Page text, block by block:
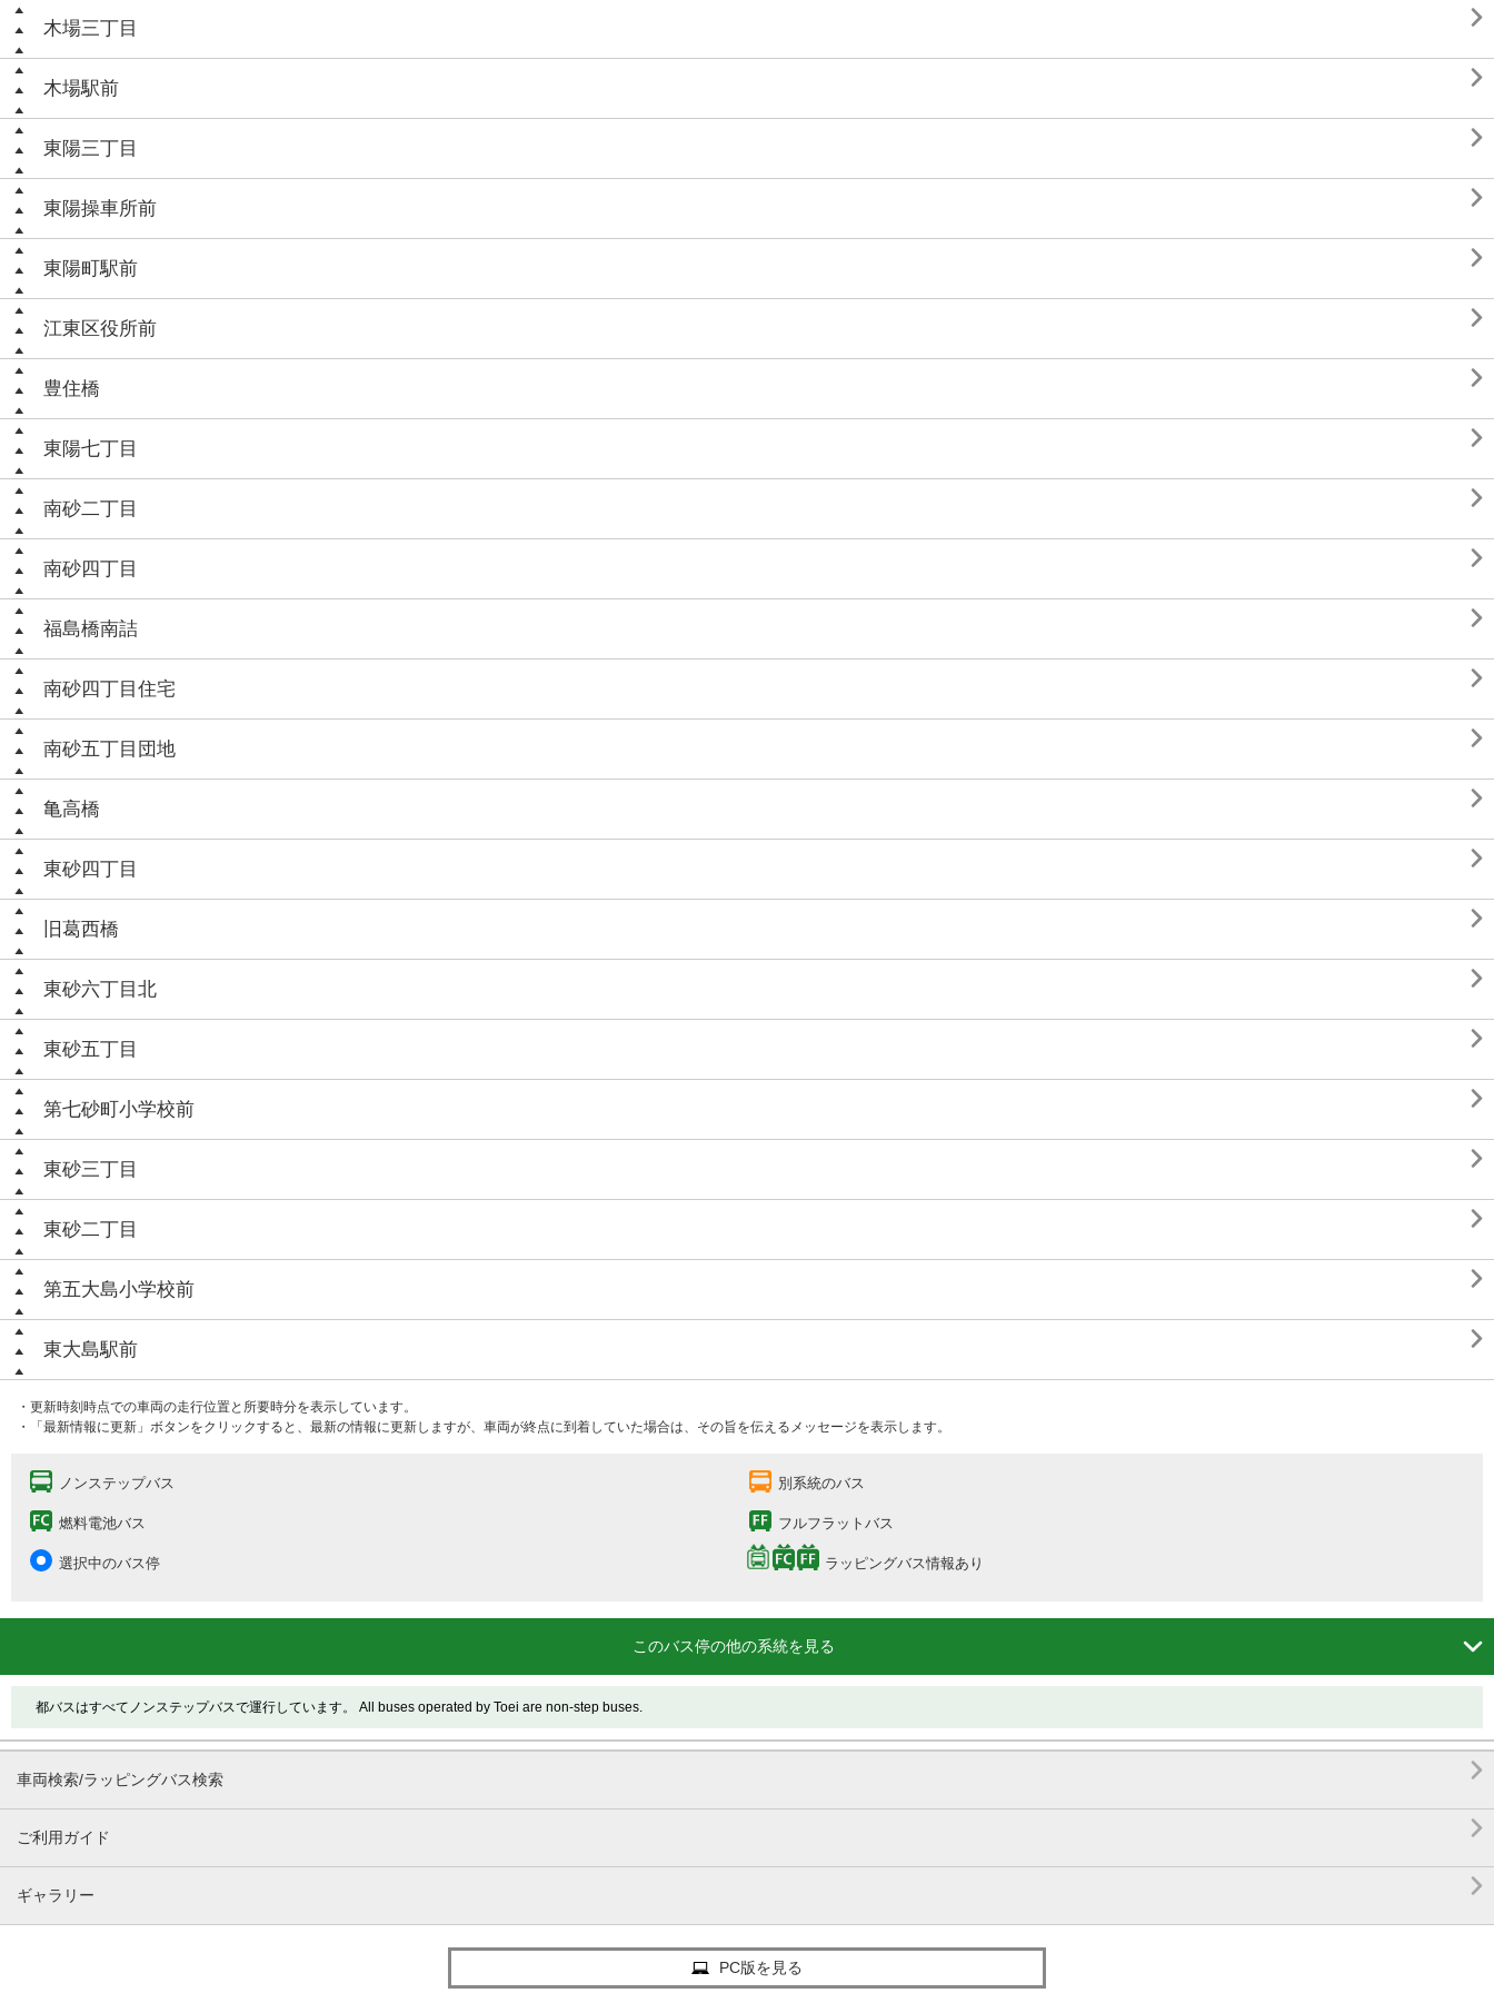
木場三丁目 
木場駅前 
東陽三丁目 
東陽操車所前 
東陽町駅前 
江東区役所前 
豊住橋 
東陽七丁目 
南砂二丁目 
南砂四丁目 
福島橋南詰 
南砂四丁目住宅 
南砂五丁目団地 
亀高橋 
東砂四丁目 
旧葛西橋 
東砂六丁目北 
東砂五丁目 
第七砂町小学校前 
東砂三丁目 
東砂二丁目 
第五大島小学校前 
東大島駅前 
・更新時刻時点での車両の走行位置と所要時分を表示しています。
・「最新情報に更新」ボタンをクリックすると、最新の情報に更新しますが、車両が終点に到着していた場合は、その旨を伝えるメッセージを表示します。
ノンステップバス 別系統のバス
燃料電池バス フルフラットバス
選択中のバス停 ラッピングバス情報あり
このバス停の他の系統を見る 
都バスはすべてノンステップバスで運行しています。 All buses operated by Toei are non-step buses.
車両検索/ラッピングバス検索 
ご利用ガイド 
ギャラリー 
PC版を見る